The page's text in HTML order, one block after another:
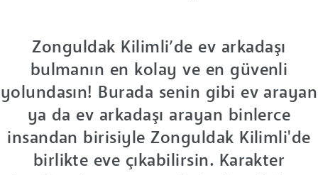
Zonguldak Kilimli’de ev arkadaşı
bulmanın en kolay ve en güvenli
yolundasın! Burada senin gibi ev arayan
ya da ev arkadaşı arayan binlerce
insandan birisiyle Zonguldak Kilimli'de
birlikte eve çıkabilirsin. Karakter